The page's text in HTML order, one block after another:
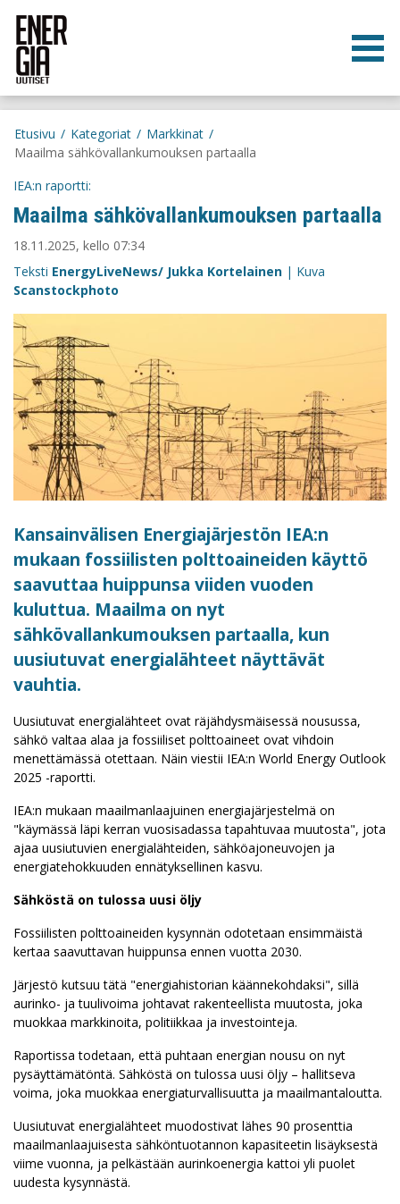
Etusivu / Kategoriat / Markkinat /
Maailma sähkövallankumouksen partaalla
IEA:n raportti:
Maailma sähkövallankumouksen partaalla
18.11.2025, kello 07:34
Teksti EnergyLiveNews/ Jukka Kortelainen | Kuva
Scanstockphoto
Kansainvälisen Energiajärjestön IEA:n
mukaan fossiilisten polttoaineiden käyttö
saavuttaa huippunsa viiden vuoden
kuluttua. Maailma on nyt
sähkövallankumouksen partaalla, kun
uusiutuvat energialähteet näyttävät
vauhtia.
Uusiutuvat energialähteet ovat räjähdysmäisessä nousussa,
sähkö valtaa alaa ja fossiiliset polttoaineet ovat vihdoin
menettämässä otettaan. Näin viestii IEA:n World Energy Outlook
2025 -raportti.
IEA:n mukaan maailmanlaajuinen energiajärjestelmä on
"käymässä läpi kerran vuosisadassa tapahtuvaa muutosta", jota
ajaa uusiutuvien energialähteiden, sähköajoneuvojen ja
energiatehokkuuden ennätyksellinen kasvu.
Sähköstä on tulossa uusi öljy
Fossiilisten polttoaineiden kysynnän odotetaan ensimmäistä
kertaa saavuttavan huippunsa ennen vuotta 2030.
Järjestö kutsuu tätä "energiahistorian käännekohdaksi", sillä
aurinko- ja tuulivoima johtavat rakenteellista muutosta, joka
muokkaa markkinoita, politiikkaa ja investointeja.
Raportissa todetaan, että puhtaan energian nousu on nyt
pysäyttämätöntä. Sähköstä on tulossa uusi öljy – hallitseva
voima, joka muokkaa energiaturvallisuutta ja maailmantaloutta.
Uusiutuvat energialähteet muodostivat lähes 90 prosenttia
maailmanlaajuisesta sähköntuotannon kapasiteetin lisäyksestä
viime vuonna, ja pelkästään aurinkoenergia kattoi yli puolet
uudesta kysynnästä.